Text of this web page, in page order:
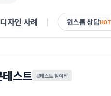
디자인 사례 원스톱 상담HOT
스트 콘테스트 참여작